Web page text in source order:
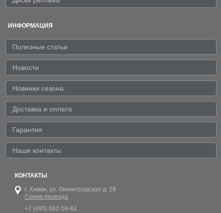
ИНФОРМАЦИЯ
Полезные статьи
Новости
Новинки сезона
Доставка и оплата
Гарантия
Наши контакты
КОНТАКТЫ
г. Химки, ул. Ленинградская д. 29
Схема проезда
+7 (495) 662-58-82